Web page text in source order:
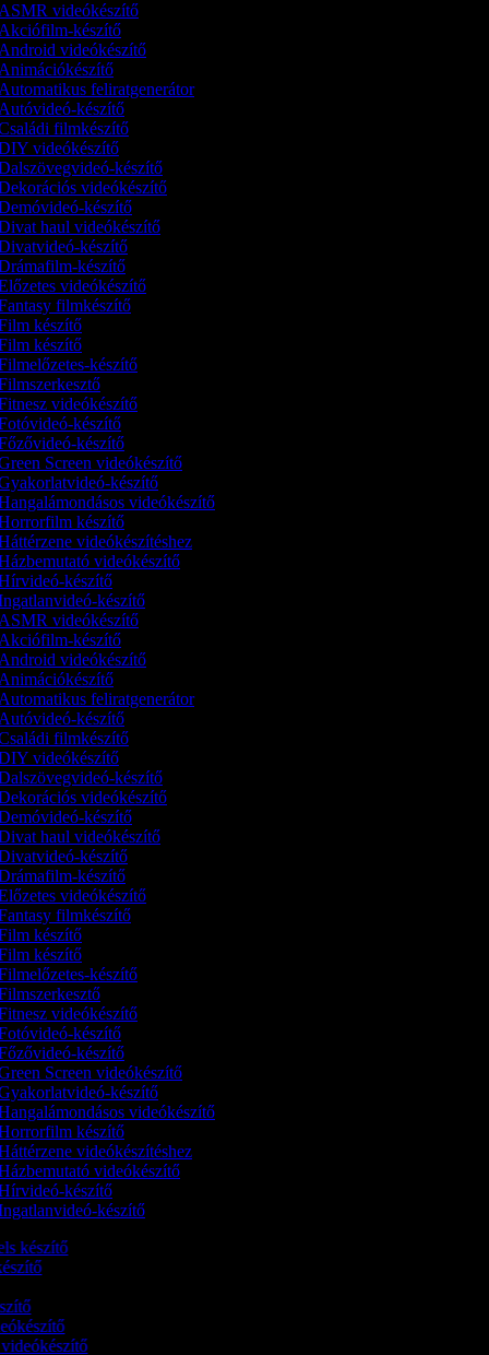
videókészítő
készítő
videókészítő
feliratgenerátor
készítő
filmkészítő
videókészítő
készítő
videókészítő
haul videókészítő
készítő
készítő
videókészítő
filmkészítő
készítő
készítő
készítő
videókészítő
készítő
készítő
Screen videókészítő
készítő
videókészítő
készítő
videókészítéshez
videókészítő
készítő
készítő
videókészítő
készítő
videókészítő
feliratgenerátor
készítő
filmkészítő
videókészítő
készítő
videókészítő
haul videókészítő
készítő
készítő
videókészítő
filmkészítő
készítő
készítő
készítő
videókészítő
készítő
készítő
Screen videókészítő
készítő
videókészítő
készítő
videókészítéshez
videókészítő
készítő
készítő
készítő